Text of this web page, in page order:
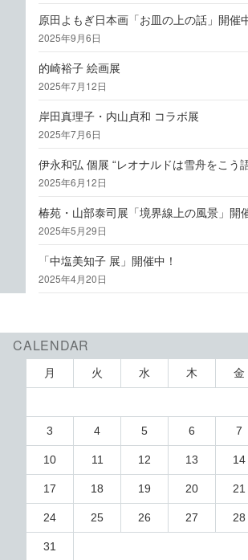
原田よもぎ日本画「お皿の上の話」開催
2025年9月6日
的崎裕子 絵画展
2025年7月12日
岸田真理子・内山貞和 コラボ展
2025年7月6日
伊永和弘 個展 “レオナルドは雪舟をこう
2025年6月12日
椿苑・山部泰司展「境界線上の風景」開
2025年5月29日
「中塩美知子 展」開催中！
2025年4月20日
CALENDAR
月 火 水 木 金
3 4 5 6 7
10 11 12 13 14
17 18 19 20 21
24 25 26 27 28
31